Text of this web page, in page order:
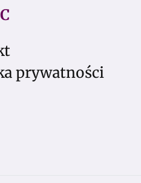
prywatności